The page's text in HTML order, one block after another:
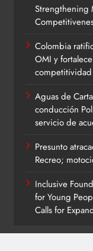
Strengthening
Colombia
OMI y
Aguas de
conducción
servicio de
Presunto
Recreo;
Inclusive
for Young
Calls for